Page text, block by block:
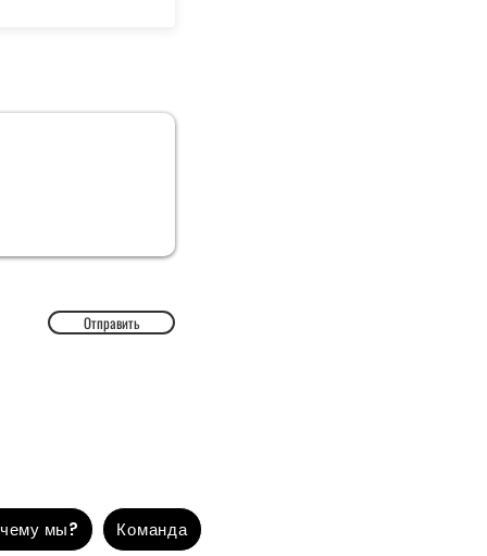
Отправить
мы? Команда